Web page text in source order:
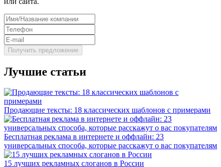
Лучшие статьи
Продающие тексты: 18 классических шаблонов с примерами
Бесплатная реклама в интернете и оффлайн: 23
универсальных способа, которые расскажут о вас покупателям
15 лучших рекламных слоганов в России